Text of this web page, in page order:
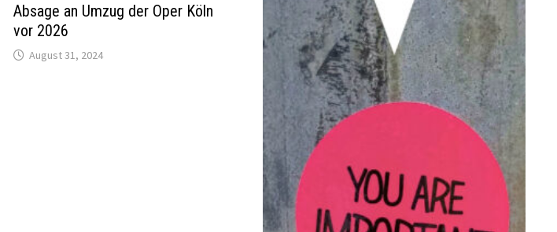
Absage an Umzug der Oper Köln
vor 2026
August 31, 2024